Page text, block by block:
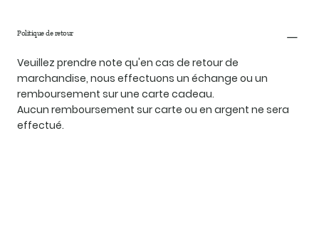
Politique de retour
Veuillez prendre note qu'en cas de retour de
marchandise, nous effectuons un échange ou un
remboursement sur une carte cadeau.
Aucun remboursement sur carte ou en argent ne sera
effectué.